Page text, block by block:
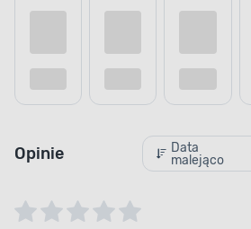
Opinie
Data
malejąco